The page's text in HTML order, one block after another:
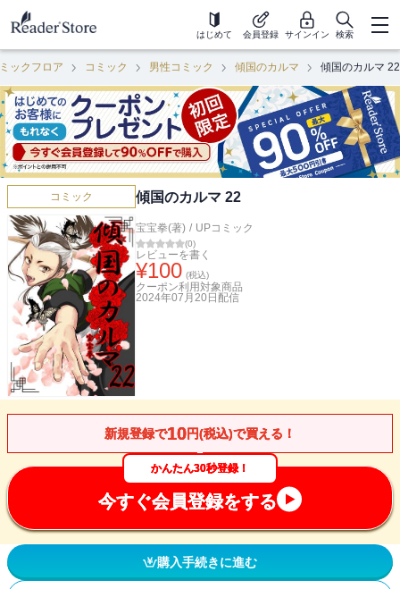
はじめて 会員登録 サインイン 検索
ックフロア コミック 男性コミック 傾国のカルマ 傾国のカルマ 22
コミック 傾国のカルマ 22
宝宝拳(著) / UPコミック
(0)
レビューを書く
¥100 (税込)
クーポン利用対象商品
2024年07月20日 配信
新規登録で10円(税込)で買える！
かんたん30秒登録！
今すぐ会員登録をする
購入手続きに進む